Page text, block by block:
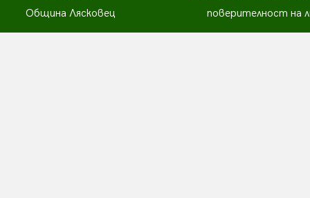
Община Лясковец
поверителност на